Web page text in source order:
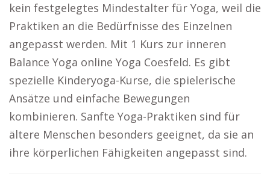
kein festgelegtes Mindestalter für Yoga, weil die
Praktiken an die Bedürfnisse des Einzelnen
angepasst werden. Mit 1 Kurs zur inneren
Balance Yoga online Yoga Coesfeld. Es gibt
spezielle Kinderyoga-Kurse, die spielerische
Ansätze und einfache Bewegungen
kombinieren. Sanfte Yoga-Praktiken sind für
ältere Menschen besonders geeignet, da sie an
ihre körperlichen Fähigkeiten angepasst sind.